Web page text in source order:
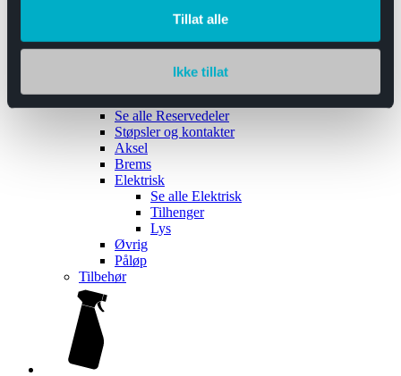
Tillat alle
Ikke tillat
Båthengere
Reservedeler
Se alle Reservedeler
Støpsler og kontakter
Aksel
Brems
Elektrisk
Se alle Elektrisk
Tilhenger
Lys
Øvrig
Påløp
Tilbehør